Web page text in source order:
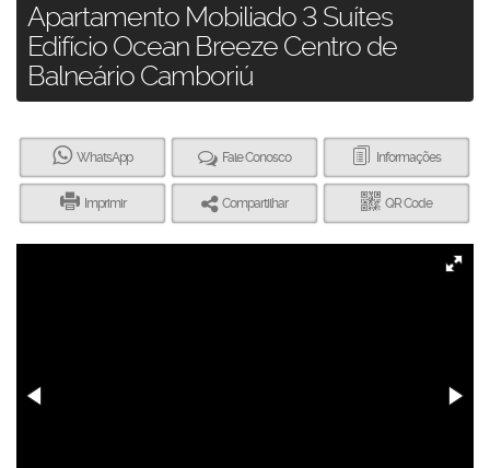
Apartamento Mobiliado 3 Suítes
Edifício Ocean Breeze Centro de
Balneário Camboriú
WhatsApp Fale Conosco Informações
Imprimir Compartilhar QR Code